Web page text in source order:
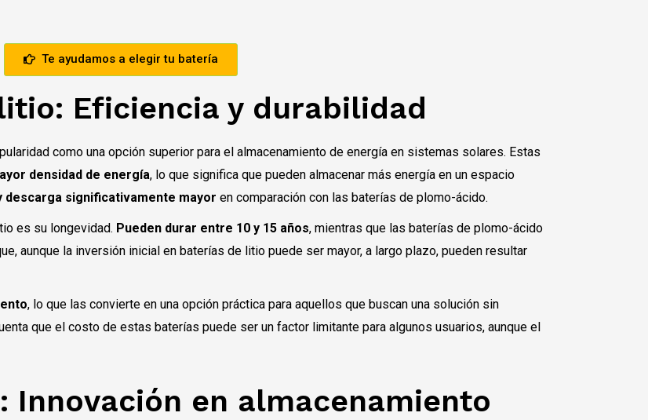
Te ayudamos a elegir tu batería
Eficiencia y durabilidad
como una opción superior para el almacenamiento de energía en sistemas solares. Estas
densidad de energía, lo que significa que pueden almacenar más energía en un espacio
significativamente mayor en comparación con las baterías de plomo-ácido.
es su longevidad. Pueden durar entre 10 y 15 años, mientras que las baterías de plomo-ácido
aunque la inversión inicial en baterías de litio puede ser mayor, a largo plazo, pueden resultar
, lo que las convierte en una opción práctica para aquellos que buscan una solución sin
que el costo de estas baterías puede ser un factor limitante para algunos usuarios, aunque el
Innovación en almacenamiento